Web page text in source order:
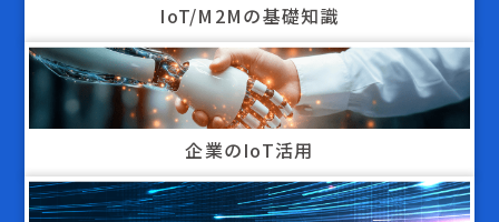
IoT/M2Mの基礎知識
企業のIoT活用